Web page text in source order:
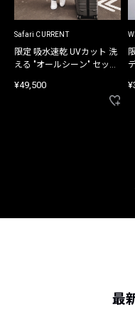
Safari CURRENT
限定 吸水速乾 UVカット 洗
える "オールシーン" セット
¥49,500
最